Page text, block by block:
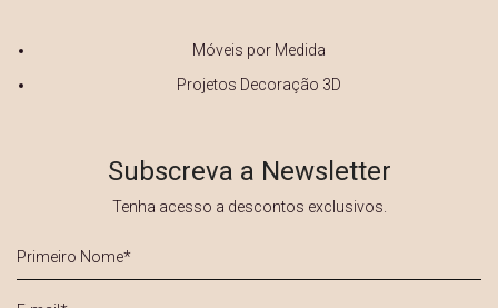
Móveis por Medida
Projetos Decoração 3D
Subscreva a Newsletter
Tenha acesso a descontos exclusivos.
Nome
*